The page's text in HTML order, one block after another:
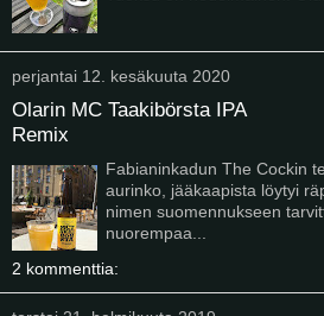
perjantai 12. kesäkuuta 2020
Olarin MC Taakibörsta IPA
Remix
Fabianinkadun The Cockin
aurinko, jääkaapista löytyi
nimen suomennukseen
nuorempaa...
2 kommenttia: